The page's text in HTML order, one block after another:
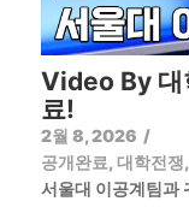
Video By 대
료!
2월 8, 2026 /
공개완료, 대학전쟁,
서울대 이공계팀과